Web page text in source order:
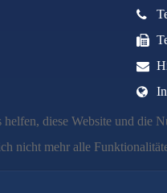
diese Website und die
nicht mehr alle